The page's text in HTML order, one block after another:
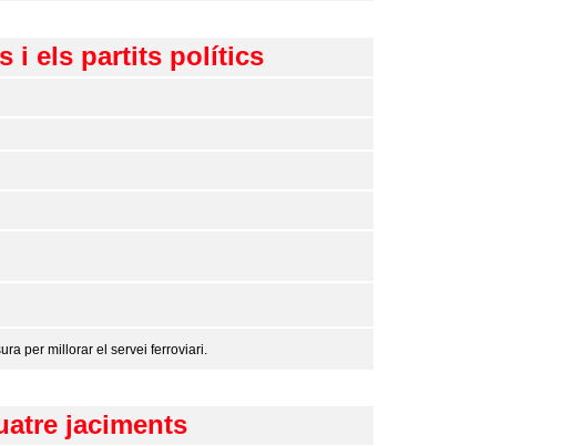
i els partits polítics
per millorar el servei ferroviari.
jaciments